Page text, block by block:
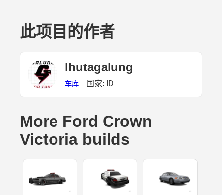
此项目的作者
lhutagalung
车库 国家: ID
More Ford Crown
Victoria builds